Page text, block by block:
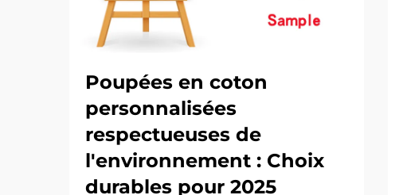
Poupées en coton
personnalisées
respectueuses de
l'environnement : Choix
durables pour 2025